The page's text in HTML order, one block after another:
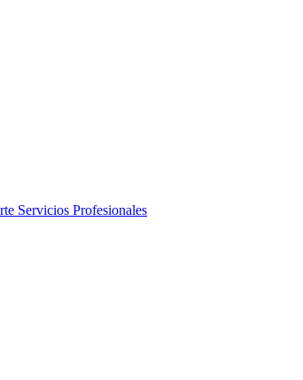
Servicios Profesionales